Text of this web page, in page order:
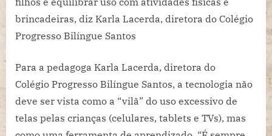
“vilã”
da
excessiva
de
telas
crianças
brincadeiras, diz Karla Lacerda, diretora do Colégio
Progresso Bilíngue Santos
Para a pedagoga Karla Lacerda, diretora do
Colégio Progresso Bilíngue Santos, a tecnologia não
deve ser vista como a “vilã” do uso excessivo de
telas pelas crianças (celulares, tablets e TVs), mas